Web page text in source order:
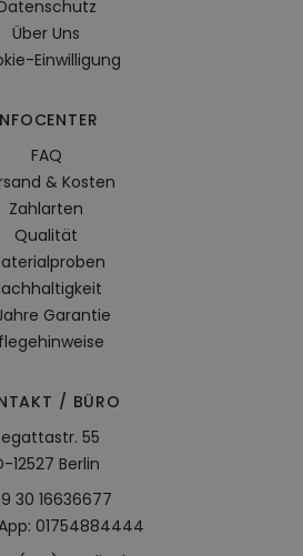
Über Uns
Einwilligung
FAQ
& Kosten
Zahlarten
Qualität
Garantie
/ BÜRO
55
12527 Berlin
30 16636677
01754884444